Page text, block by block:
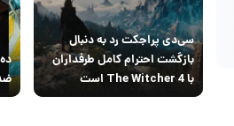
سی‌دی پراجکت رد به دنبال
بازگشت احترام کامل طرفداران
با The Witcher 4 است